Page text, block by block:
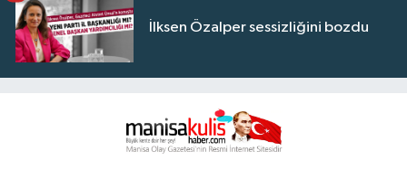
İlksen Özalper sessizliğini bozdu